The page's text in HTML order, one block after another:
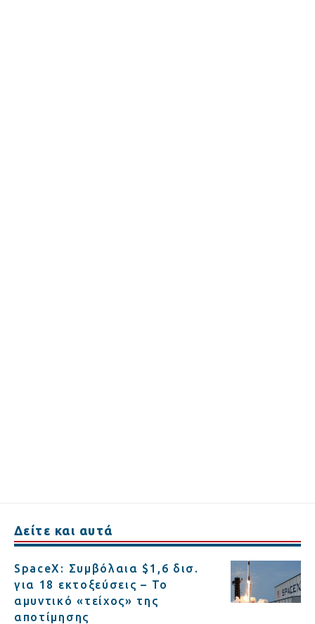
Δείτε και αυτά
SpaceX: Συμβόλαια $1,6 δισ.
για 18 εκτοξεύσεις – Το
αμυντικό «τείχος» της
αποτίμησης